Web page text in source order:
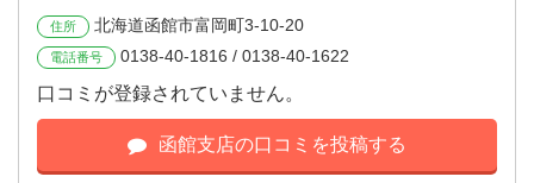
住所 北海道函館市富岡町3-10-20
電話番号 0138-40-1816 / 0138-40-1622
口コミが登録されていません。
函館支店の口コミを投稿する